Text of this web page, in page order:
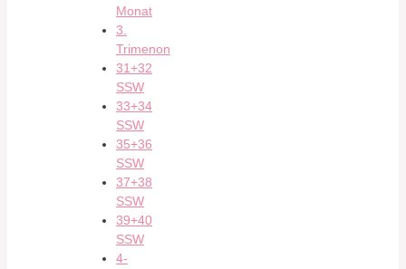
Monat
3.
Trimenon
31+32
SSW
33+34
SSW
35+36
SSW
37+38
SSW
39+40
SSW
4-